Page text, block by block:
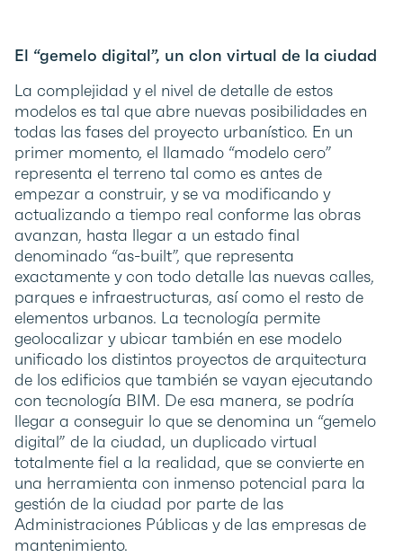
El “gemelo digital”, un clon virtual de la ciudad
La complejidad y el nivel de detalle de estos
modelos es tal que abre nuevas posibilidades en
todas las fases del proyecto urbanístico. En un
primer momento, el llamado “modelo cero”
representa el terreno tal como es antes de
empezar a construir, y se va modificando y
actualizando a tiempo real conforme las obras
avanzan, hasta llegar a un estado final
denominado “as-built”, que representa
exactamente y con todo detalle las nuevas calles,
parques e infraestructuras, así como el resto de
elementos urbanos. La tecnología permite
geolocalizar y ubicar también en ese modelo
unificado los distintos proyectos de arquitectura
de los edificios que también se vayan ejecutando
con tecnología BIM. De esa manera, se podría
llegar a conseguir lo que se denomina un “gemelo
digital” de la ciudad, un duplicado virtual
totalmente fiel a la realidad, que se convierte en
una herramienta con inmenso potencial para la
gestión de la ciudad por parte de las
Administraciones Públicas y de las empresas de
mantenimiento.